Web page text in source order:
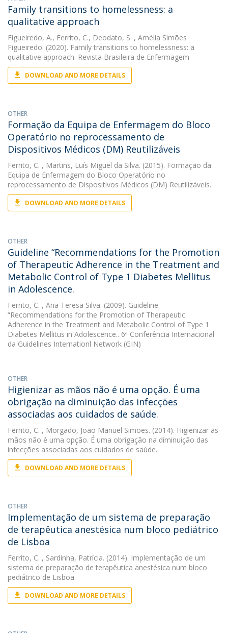
Family transitions to homelessness: a
qualitative approach
Figueiredo, A., Ferrito, C., Deodato, S. , Amélia Simões
Figueiredo. (2020). Family transitions to homelessness: a
qualitative approach. Revista Brasileira de Enfermagem
DOWNLOAD AND MORE DETAILS
OTHER
Formação da Equipa de Enfermagem do Bloco
Operatório no reprocessamento de
Dispositivos Médicos (DM) Reutilizáveis
Ferrito, C. , Martins, Luís Miguel da Silva. (2015). Formação da
Equipa de Enfermagem do Bloco Operatório no
reprocessamento de Dispositivos Médicos (DM) Reutilizáveis.
DOWNLOAD AND MORE DETAILS
OTHER
Guideline “Recommendations for the Promotion
of Therapeutic Adherence in the Treatment and
Metabolic Control of Type 1 Diabetes Mellitus
in Adolescence.
Ferrito, C. , Ana Teresa Silva. (2009). Guideline
“Recommendations for the Promotion of Therapeutic
Adherence in the Treatment and Metabolic Control of Type 1
Diabetes Mellitus in Adolescence.. 6ª Conferência Internacional
da Guidelines Internationl Network (GIN)
OTHER
Higienizar as mãos não é uma opção. É uma
obrigação na diminuição das infecções
associadas aos cuidados de saúde.
Ferrito, C. , Morgado, João Manuel Simões. (2014). Higienizar as
mãos não é uma opção. É uma obrigação na diminuição das
infecções associadas aos cuidados de saúde..
DOWNLOAD AND MORE DETAILS
OTHER
Implementação de um sistema de preparação
de terapêutica anestésica num bloco pediátrico
de Lisboa
Ferrito, C. , Sardinha, Patrícia. (2014). Implementação de um
sistema de preparação de terapêutica anestésica num bloco
pediátrico de Lisboa.
DOWNLOAD AND MORE DETAILS